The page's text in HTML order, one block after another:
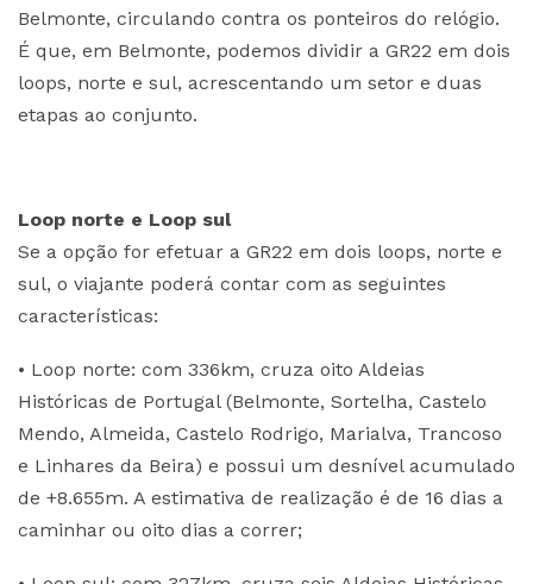
Belmonte, circulando contra os ponteiros do relógio.
É que, em Belmonte, podemos dividir a GR22 em dois
loops, norte e sul, acrescentando um setor e duas
etapas ao conjunto.
Loop norte e Loop sul
Se a opção for efetuar a GR22 em dois loops, norte e
sul, o viajante poderá contar com as seguintes
características:
• Loop norte: com 336km, cruza oito Aldeias
Históricas de Portugal (Belmonte, Sortelha, Castelo
Mendo, Almeida, Castelo Rodrigo, Marialva, Trancoso
e Linhares da Beira) e possui um desnível acumulado
de +8.655m. A estimativa de realização é de 16 dias a
caminhar ou oito dias a correr;